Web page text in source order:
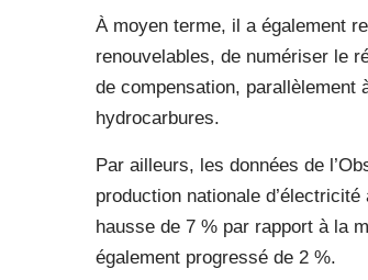
À moyen terme, il a également
renouvelables, de numériser le
de compensation, parallèlement
hydrocarbures.
Par ailleurs, les données de
production nationale
hausse de 7 % par rapport à la
également progressé de 2 %.